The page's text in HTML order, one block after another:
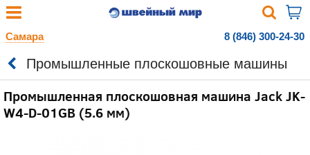
Самара 8 (846) 300-24-30
Промышленные плоскошовные машины
Промышленная плоскошовная машина Jack JK-
W4-D-01GB (5.6 мм)